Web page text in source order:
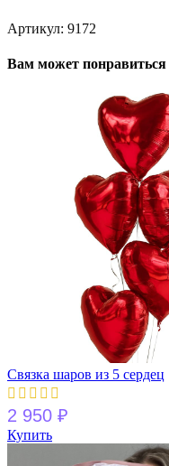
Артикул: 9172
Вам может понравиться
Связка шаров из 5 сердец
2 950 ₽
Купить